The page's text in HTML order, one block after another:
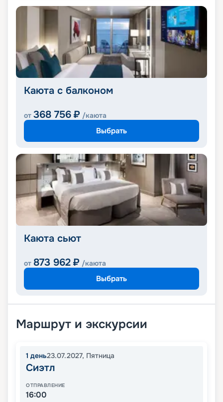
Каюта с балконом
от 368 756 ₽ /каюта
Выбрать
Каюта сьют
от 873 962 ₽ /каюта
Выбрать
Маршрут и экскурсии
1 день23.07.2027, Пятница
Сиэтл
ОТПРАВЛЕНИЕ
16:00